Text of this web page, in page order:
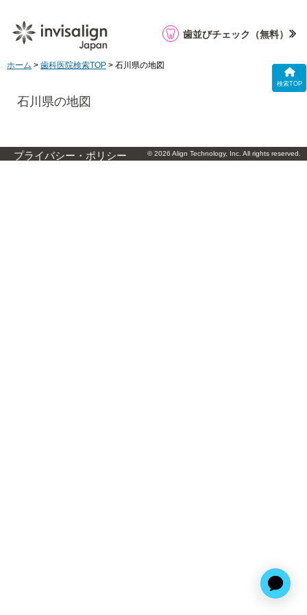
検索TOP
歯並びチェック （無料）
ホーム > 歯科医院検索TOP > 石川県の地図
石川県の地図
プライバシー・ポリシー © 2026 Align Technology, Inc. All rights reserved.